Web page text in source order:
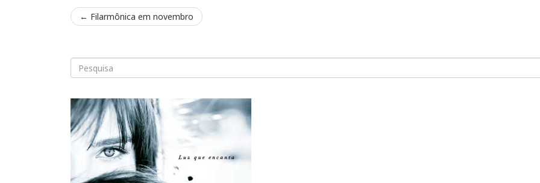
← Filarmônica em novembro